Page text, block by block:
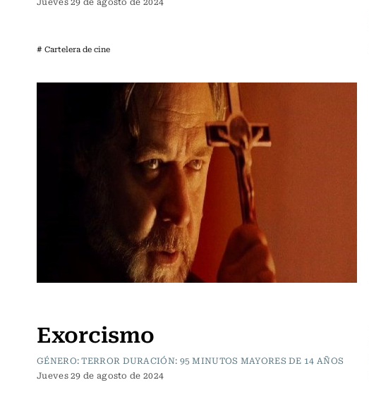
# Cartelera de cine
Exorcismo
GÉNERO: TERROR DURACIÓN: 95 MINUTOS MAYORES DE 14 AÑOS
Jueves 29 de agosto de 2024